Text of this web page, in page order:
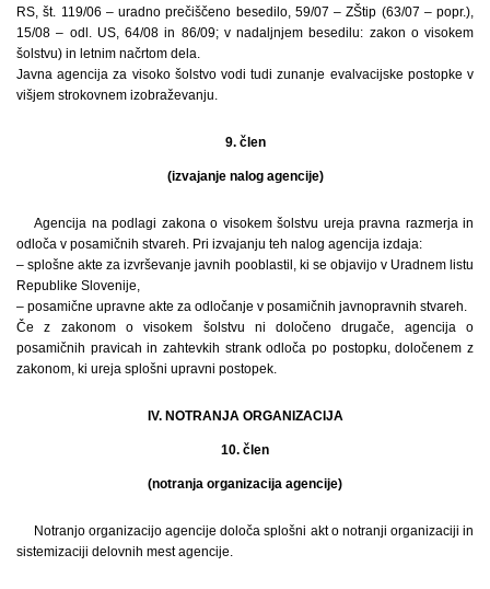
RS, št. 119/06 – uradno prečiščeno besedilo, 59/07 – ZŠtip (63/07 – popr.),
15/08 – odl. US, 64/08 in 86/09; v nadaljnjem besedilu: zakon o visokem
šolstvu) in letnim načrtom dela.
Javna agencija za visoko šolstvo vodi tudi zunanje evalvacijske postopke v
višjem strokovnem izobraževanju.
9. člen
(izvajanje nalog agencije)
Agencija na podlagi zakona o visokem šolstvu ureja pravna razmerja in
odloča v posamičnih stvareh. Pri izvajanju teh nalog agencija izdaja:
– splošne akte za izvrševanje javnih pooblastil, ki se objavijo v Uradnem listu
Republike Slovenije,
– posamične upravne akte za odločanje v posamičnih javnopravnih stvareh.
Če z zakonom o visokem šolstvu ni določeno drugače, agencija o
posamičnih pravicah in zahtevkih strank odloča po postopku, določenem z
zakonom, ki ureja splošni upravni postopek.
IV. NOTRANJA ORGANIZACIJA
10. člen
(notranja organizacija agencije)
Notranjo organizacijo agencije določa splošni akt o notranji organizaciji in
sistemizaciji delovnih mest agencije.